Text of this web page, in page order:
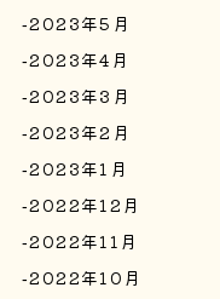
2023年5月
2023年4月
2023年3月
2023年2月
2023年1月
2022年12月
2022年11月
2022年10月